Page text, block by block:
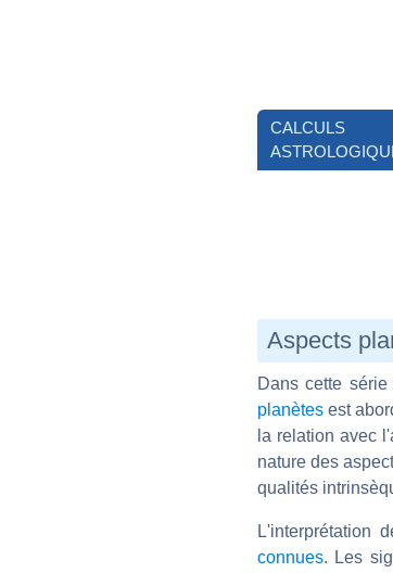
CALCULS
Aspects
Dans cette
planètes est
la relation avec
nature des
qualités
L'interprétation
connues. Les